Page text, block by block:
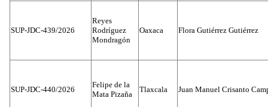
SUP-JDC-439/2026
Reyes
Rodríguez
Mondragón
Oaxaca Flora Gutiérrez Gutiérrez
SUP-JDC-440/2026
Felipe de la
Mata Pizaña
Tlaxcala Juan Manuel Crisanto